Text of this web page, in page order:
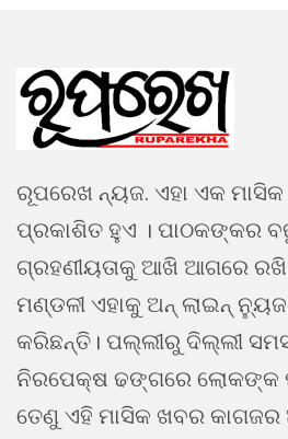
ରୂପରେଖ ନ୍ୟଜ. ଏହା ଏକ
ପ୍ରକାଶିତ ହୁଏ । ପାଠକଙ୍କର
ଗ୍ରହଣୀୟତାକୁ ଆଖି ଆଗରେ
ମଣ୍ଡଳୀ ଏହାକୁ ଅନ୍ ଲାଇନ୍ ନ୍ୟୁଜ
କରିଛନ୍ତି। ପଲ୍ଲୀରୁ ଦିଲ୍ଲୀ
ନିରପେକ୍ଷ ଢଙ୍ଗରେ ଲୋକଙ୍କ
ତେଣୁ ଏହି ମାସିକ ଖବର